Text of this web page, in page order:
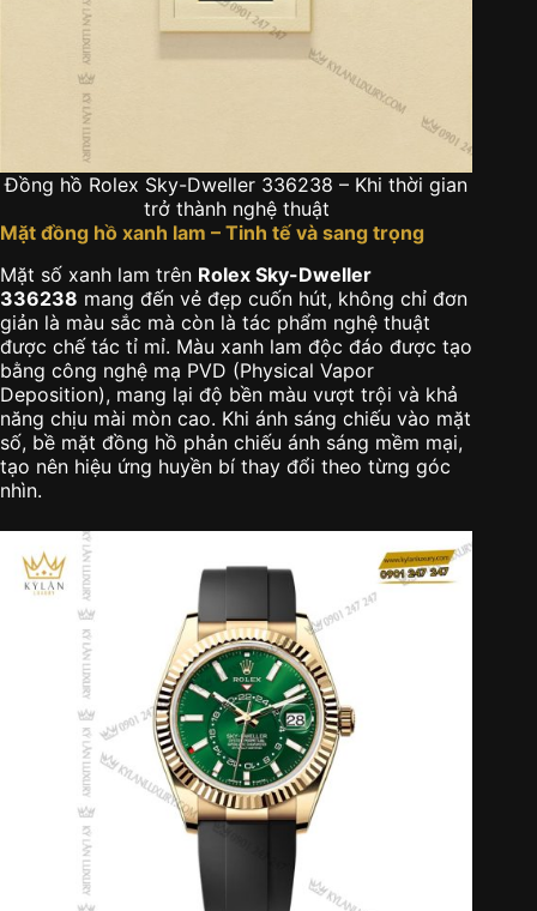
Đồng hồ Rolex Sky-Dweller 336238 – Khi thời gian
trở thành nghệ thuật
Mặt đồng hồ xanh lam – Tinh tế và sang trọng
Mặt số xanh lam trên Rolex Sky-Dweller
336238 mang đến vẻ đẹp cuốn hút, không chỉ đơn
giản là màu sắc mà còn là tác phẩm nghệ thuật
được chế tác tỉ mỉ. Màu xanh lam độc đáo được tạo
bằng công nghệ mạ PVD (Physical Vapor
Deposition), mang lại độ bền màu vượt trội và khả
năng chịu mài mòn cao. Khi ánh sáng chiếu vào mặt
số, bề mặt đồng hồ phản chiếu ánh sáng mềm mại,
tạo nên hiệu ứng huyền bí thay đổi theo từng góc
nhìn.